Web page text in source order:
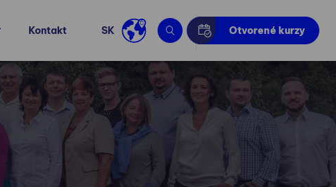
Kontakt SK Otvorené kurzy